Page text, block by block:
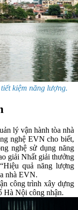
kiệm năng lượng.
lý vận hành tòa nhà
nghệ EVN cho biết,
nghệ sử dụng năng
giải Nhất giải thưởng
quả năng lượng
nhà EVN.
công trình xây dựng
Hà Nội công nhận.